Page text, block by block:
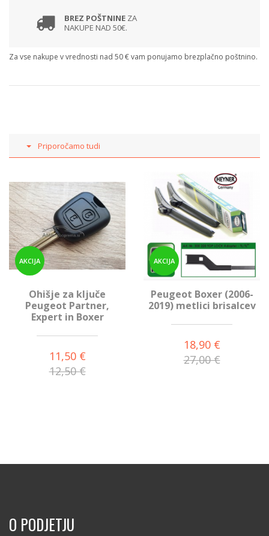
BREZ POŠTNINE ZA
NAKUPE NAD 50€.
Za vse nakupe v vrednosti nad 50 € vam ponujamo brezplačno poštnino.
Priporočamo tudi
AKCIJA
Ohišje za ključe
Peugeot Partner,
Expert in Boxer
11,50 €
12,50 €
AKCIJA
Peugeot Boxer (2006-
2019) metlici brisalcev
18,90 €
27,00 €
O PODJETJU